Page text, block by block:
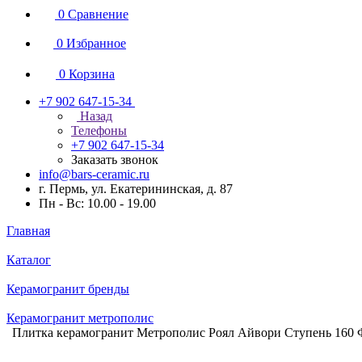
0 Сравнение
0 Избранное
0 Корзина
+7 902 647-15-34
Назад
Телефоны
+7 902 647-15-34
Заказать звонок
info@bars-ceramic.ru
г. Пермь, ул. Екатерининская, д. 87
Пн - Вс: 10.00 - 19.00
Главная
Каталог
Керамогранит бренды
Керамогранит метрополис
Плитка керамогранит Метрополис Роял Айвори Ступень 160